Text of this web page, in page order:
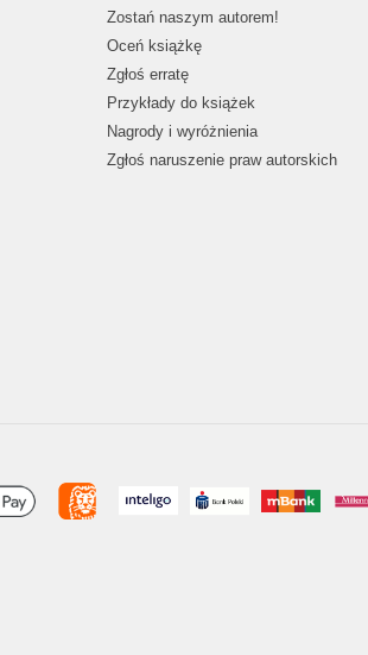
Zostań naszym autorem!
Oceń książkę
Zgłoś erratę
Przykłady do książek
Nagrody i wyróżnienia
Zgłoś naruszenie praw autorskich